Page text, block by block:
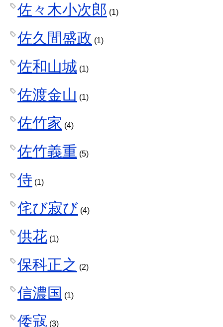
佐々木小次郎 (1)
佐久間盛政 (1)
佐和山城 (1)
佐渡金山 (1)
佐竹家 (4)
佐竹義重 (5)
侍 (1)
侘び寂び (4)
供花 (1)
保科正之 (2)
信濃国 (1)
倭寇 (3)